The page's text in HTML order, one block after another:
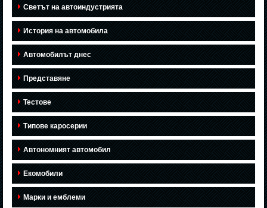
Светът на автоиндустрията
История на автомобила
Автомобилът днес
Представяне
Тестове
Типове каросерии
Автономният автомобил
Екомобили
Марки и емблеми